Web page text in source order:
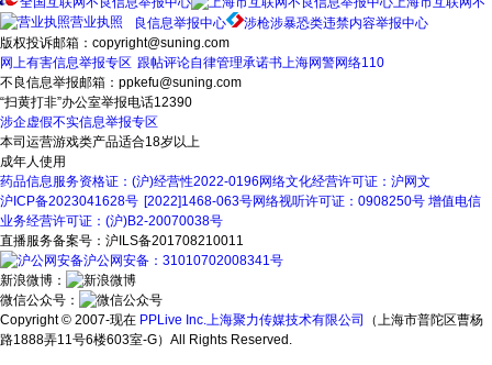
良信息举报中心
涉枪涉暴恐类违禁内容举报中心
营业执照
版权投诉邮箱：copyright@suning.com
跟帖评论自律管理承诺书
网上有害信息举报专区
上海网警网络110
不良信息举报邮箱：ppkefu@suning.com
“扫黄打非”办公室举报电话12390
涉企虚假不实信息举报专区
本司运营游戏类产品适合18岁以上
成年人使用
药品信息服务资格证：(沪)经营性2022-0196 网络文化经营许可证：沪网文
[2022]1468-063号
沪ICP备2023041628号 网络视听许可证：0908250号 增值电信
业务经营许可证：(沪)B2-20070038号
直播服务备案号：沪ILS备201708210011
沪公网安备：31010702008341号
新浪微博：
微信公众号：
Copyright © 2007-现在 PPLive Inc.上海聚力传媒技术有限公司
（上海市普陀区曹杨
路1888弄11号6楼603室-G）All Rights Reserved.